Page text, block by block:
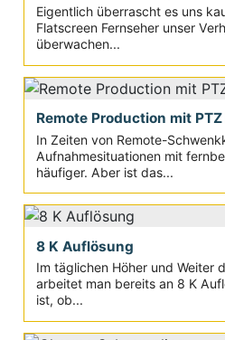
Eigentlich überrascht es uns
Flatscreen Fernseher unser
überwachen...
Remote Production mit
In Zeiten von Remote-
Aufnahmesituationen mit
häufiger. Aber ist das...
8 K Auflösung
Im täglichen Höher und Weiter
arbeitet man bereits an 8 K
ist, ob...